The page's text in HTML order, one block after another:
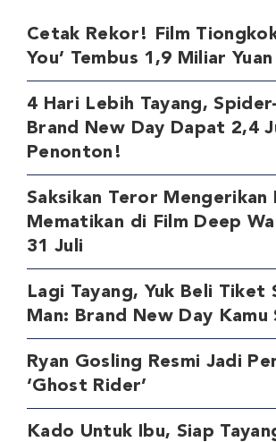
Cetak Rekor! Film
You’ Tembus 1,9 Miliar
4 Hari Lebih Tayang,
Brand New Day Dapat 2,4
Penonton!
Saksikan Teror Mengerikan
Mematikan di Film Deep
31 Juli
Lagi Tayang, Yuk Beli Tiket
Man: Brand New Day Kamu
Ryan Gosling Resmi Jadi
‘Ghost Rider’
Kado Untuk Ibu, Siap